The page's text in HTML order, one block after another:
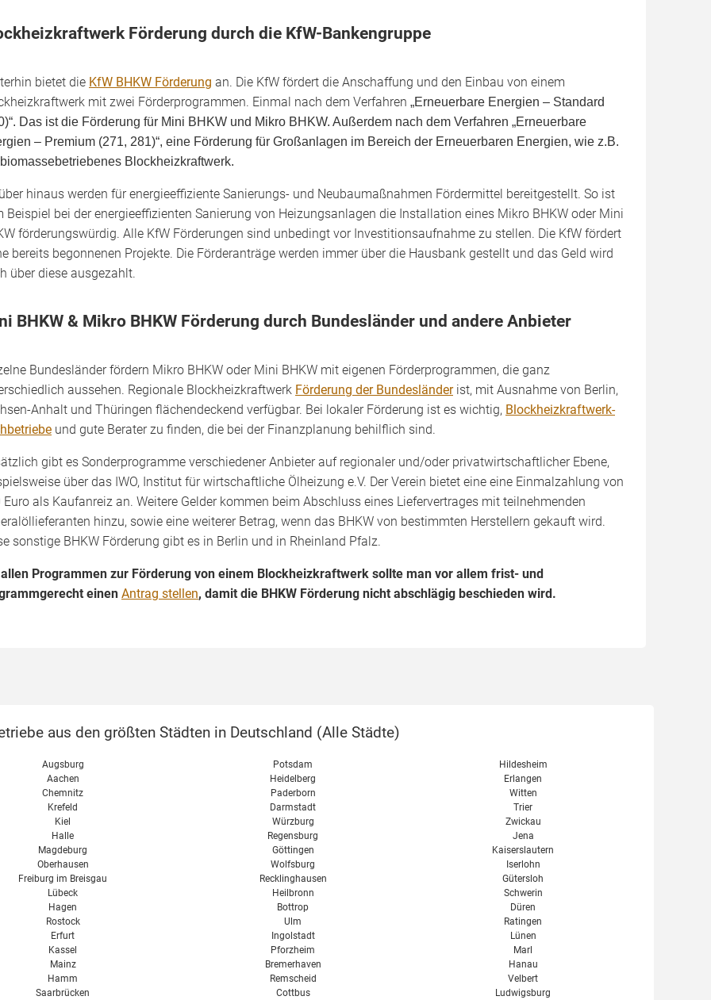
Förderung durch die KfW-Bankengruppe
bietet die KfW BHKW Förderung an. Die KfW fördert die Anschaffung und den Einbau von einem
mit zwei Förderprogrammen. Einmal nach dem Verfahren „Erneuerbare Energien – Standard
Das ist die Förderung für Mini BHKW und Mikro BHKW. Außerdem nach dem Verfahren „Erneuerbare
– Premium (271, 281)“, eine Förderung für Großanlagen im Bereich der Erneuerbaren Energien, wie z.B.
Blockheizkraftwerk.
hinaus werden für energieeffiziente Sanierungs- und Neubaumaßnahmen Fördermittel bereitgestellt. So ist
Beispiel bei der energieeffizienten Sanierung von Heizungsanlagen die Installation eines Mikro BHKW oder Mini
förderungswürdig. Alle KfW Förderungen sind unbedingt vor Investitionsaufnahme zu stellen. Die KfW fördert
bereits begonnenen Projekte. Die Förderanträge werden immer über die Hausbank gestellt und das Geld wird
über diese ausgezahlt.
BHKW & Mikro BHKW Förderung durch Bundesländer und andere Anbieter
Bundesländer fördern Mikro BHKW oder Mini BHKW mit eigenen Förderprogrammen, die ganz
aussehen. Regionale Blockheizkraftwerk Förderung der Bundesländerist, mit Ausnahme von Berlin,
Anhalt und Thüringen flächendeckend verfügbar. Bei lokaler Förderung ist es wichtig, Blockheizkraftwerk-
und gute Berater zu finden, die bei der Finanzplanung behilflich sind.
gibt es Sonderprogramme verschiedener Anbieter auf regionaler und/oder privatwirtschaftlicher Ebene,
über das IWO, Institut für wirtschaftliche Ölheizung e.V. Der Verein bietet eine eine Einmalzahlung von
Euro als Kaufanreiz an. Weitere Gelder kommen beim Abschluss eines Liefervertrages mit teilnehmenden
hinzu, sowie eine weiterer Betrag, wenn das BHKW von bestimmten Herstellern gekauft wird.
sonstige BHKW Förderung gibt es in Berlin und in Rheinland Pfalz.
Programmen zur Förderung von einem Blockheizkraftwerk sollte man vor allem frist- und
einen Antrag stellen, damit die BHKW Förderung nicht abschlägig beschieden wird.
aus den größten Städten in Deutschland (Alle Städte)
Augsburg
Aachen
Chemnitz
Krefeld
Kiel
Halle
Magdeburg
Oberhausen
Freiburg im Breisgau
Lübeck
Hagen
Rostock
Erfurt
Kassel
Mainz
Hamm
Saarbrücken
Potsdam
Heidelberg
Paderborn
Darmstadt
Würzburg
Regensburg
Göttingen
Wolfsburg
Recklinghausen
Heilbronn
Bottrop
Ulm
Ingolstadt
Pforzheim
Bremerhaven
Remscheid
Cottbus
Hildesheim
Erlangen
Witten
Trier
Zwickau
Jena
Kaiserslautern
Iserlohn
Gütersloh
Schwerin
Düren
Ratingen
Lünen
Marl
Hanau
Velbert
Ludwigsburg